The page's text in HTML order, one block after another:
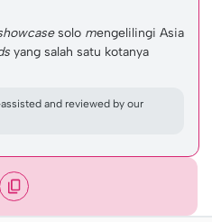
solo mengelilingi Asia
yang salah satu kotanya
and reviewed by our